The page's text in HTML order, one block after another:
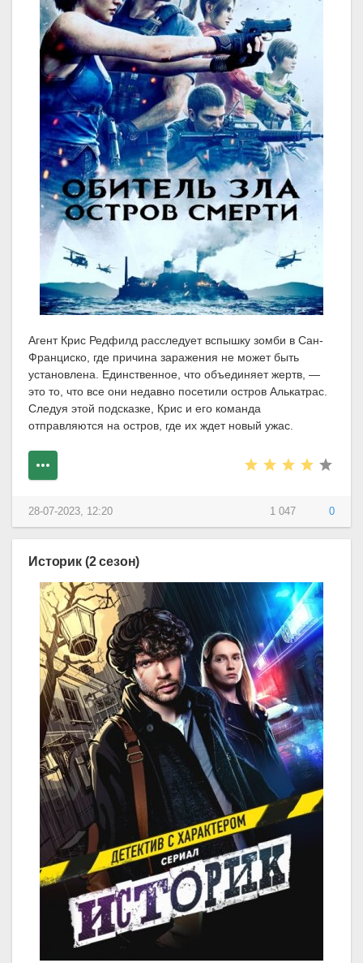
Агент Крис Редфилд расследует вспышку зомби в Сан-
Франциско, где причина заражения не может быть
установлена. Единственное, что объединяет жертв, —
это то, что все они недавно посетили остров Алькатрас.
Следуя этой подсказке, Крис и его команда
отправляются на остров, где их ждет новый ужас.
1 047 0
28-07-2023, 12:20
Историк (2 сезон)